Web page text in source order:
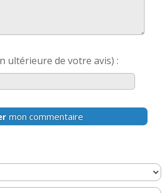
ultérieure de votre avis) :
mon commentaire